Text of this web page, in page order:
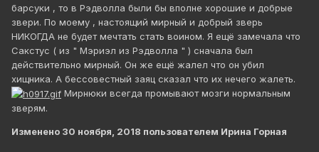
барсуки , то в Рэдволла были бы вполне хорошие и добрые
звери. По моему , настоящий мирный и добрый зверь
НИКОГДА не будет мечтать стать воином. Я ещё замечала что
Сакстус ( из " Мэриэл из Рэдволла " ) сначала был
действительно мирный. Он же ещё жалел что он убил
хищника. А бессовестный заяц сказал что их нечего жалеть.
Мирнюки всегда промывают мозги нормальным
зверям.
Изменено 30 ноября, 2018 пользователем Ирина Горная